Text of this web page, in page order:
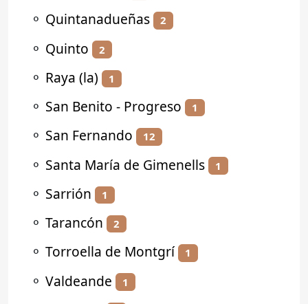
⚬ Quintanadueñas 2
⚬ Quinto 2
⚬ Raya (la) 1
⚬ San Benito - Progreso 1
⚬ San Fernando 12
⚬ Santa María de Gimenells 1
⚬ Sarrión 1
⚬ Tarancón 2
⚬ Torroella de Montgrí 1
⚬ Valdeande 1